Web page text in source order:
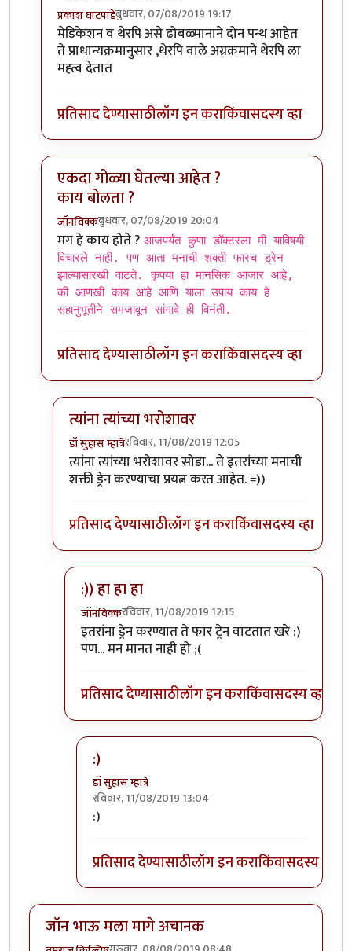
प्रकाश घाटपांडेबुधवार, 07/08/2019 19:17
In reply toशक्तिमान सिरियल मधली गीता.byतमराज
मेडिकेशन व थेरपि असे ढोबळ्मानाने दोन पन्थ आहेत
ते प्राधान्यक्रमानुसार ,थेरपि वाले अग्रक्रमाने थेरपि ला
मह्त्व देतात
प्रतिसाद देण्यासाठीलॉग इन कराकिंवासदस्य व्हा
एकदा गोळ्या घेतल्या आहेत ?
काय बोलता ?
जॉनविक्कबुधवार, 07/08/2019 20:04
In reply toशक्तिमान सिरियल मधली गीता.byतमराज
मग हे काय होते ? आजपर्यंत कुणा डॉक्टरला मी याविषयी
विचारले नाही. पण आता मनाची शक्ती फारच ड्रेन
झाल्यासारखी वाटते. कृपया हा मानसिक आजार आहे,
की आणखी काय आहे आणि याला उपाय काय हे
सहानुभूतीने समजावून सांगावे ही विनंती.
प्रतिसाद देण्यासाठीलॉग इन कराकिंवासदस्य व्हा
त्यांना त्यांच्या भरोशावर
डॉ सुहास म्हात्रेरविवार, 11/08/2019 12:05
In reply toएकदा गोळ्या घेतल्या आहेत ? काय बोलता ?
त्यांना त्यांच्या भरोशावर सोडा... ते इतरांच्या मनाची
शक्ती ड्रेन करण्याचा प्रयत्न करत आहेत. =))
प्रतिसाद देण्यासाठीलॉग इन कराकिंवासदस्य व्हा
:)) हा हा हा
जॉनविक्करविवार, 11/08/2019 12:15
In reply toत्यांना त्यांच्या भरोशावरbyडॉ सुहास म्हात्रे
इतरांना ड्रेन करण्यात ते फार ट्रेन वाटतात खरे :)
पण... मन मानत नाही हो ;(
प्रतिसाद देण्यासाठीलॉग इन कराकिंवासदस्य व्हा
:)
डॉ सुहास म्हात्रे
रविवार, 11/08/2019 13:04
In reply to
:)
प्रतिसाद देण्यासाठीलॉग इन कराकिंवासदस्य व्हा
जॉन भाऊ मला मागे अचानक